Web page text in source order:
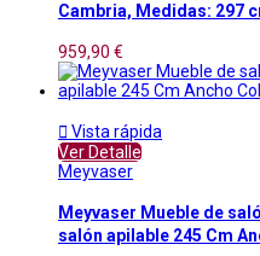
Cambria, Medidas: 297
959,90 €
 Vista rápida
Ver Detalle
Meyvaser
Meyvaser Mueble de
salón apilable 245 Cm